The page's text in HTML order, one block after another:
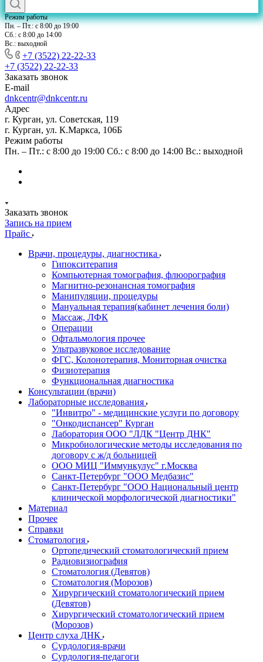
Режим работы
Пн. – Пт.: с 8:00 до 19:00
Сб.: с 8:00 до 14:00
Вс.: выходной
+7 (3522) 22-22-33
+7 (3522) 22-22-33
Заказать звонок
E-mail
dnkcentr@dnkcentr.ru
Адрес
г. Курган, ул. Советская, 119
г. Курган, ул. К.Маркса, 106Б
Режим работы
Пн. – Пт.: с 8:00 до 19:00 Сб.: с 8:00 до 14:00 Вс.: выходной
Заказать звонок
Запись на прием
Прайс
Врачи, процедуры, диагностика
Гипокситерапия
Компьютерная томография, флюорография
Магнитно-резонансная томография
Манипуляции, процедуры
Мануальная терапия(кабинет лечения боли)
Массаж, ЛФК
Операции
Офтальмология прочее
Ультразвуковое исследование
ФГС, Колонотерапия, Мониторная очистка
Физиотерапия
Функциональная диагностика
Консультации (врачи)
Лабораторные исследования
"Инвитро" - медицинские услуги по договору
"Онкодиспансер" Курган
Лаборатория ООО "ЛДК "Центр ДНК"
Микробиологические методы исследования по
договору с ж/д больницей
ООО МИЦ "Иммункулус" г.Москва
Санкт-Петербург "ООО Медбазис"
Санкт-Петербург "ООО Национальный центр
клинической морфологической диагностики"
Материал
Прочее
Справки
Стоматология
Ортопедический стоматологический прием
Радиовизиография
Стоматология (Девятов)
Стоматология (Морозов)
Хирургический стоматологический прием
(Девятов)
Хирургический стоматологический прием
(Морозов)
Центр слуха ДНК
Сурдология-врачи
Сурдология-педагоги